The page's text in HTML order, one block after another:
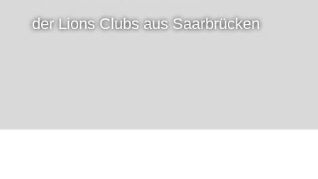
der Lions Clubs aus Saarbrücken